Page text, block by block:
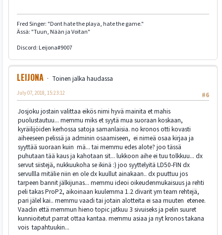
Fred Singer: "Dont hate the playa, hate the game."
Ässä: "Tuun, Nään ja Voitan"
Discord: Leijona#9007
LEIJONA
Toinen jalka haudassa
#6
July 07, 2018, 15:23:12
Josjoku jostain valittaa eikös nimi hyvä mainita et mahis
puolustautuu... memmu miks et syytä mua suoraan koskaan,
kyräilijöiden kerhossa satoja samanlaisia. no kronos otti kovasti
aiheeseen pelissä ja adminin osaamiseen, ei nimeä osaa kirjaa ja
syyttää suoraan kuin mä... tai memmu edes alote? joo tässä
puhutaan tää kaus ja kahotaan sit... lukkoon aihe ei tuu tolkkuu... dx
servut siistejä, nukkuukoha se ikinä :) joo syyttelyitä LD50-FIN dx
servullla mitälie niin en ole dx kuullut ainakaan.. dx puuttuu jos
tarpeen bannit jälkijunas... memmu ideoi oikeudenmukaisuus ja rehti
peli takas ProP2, aikoinaan kuulemma 1.2 divarit ym team rehtejä,
pari jälel kai.. memmu vaadi tai jotain alotteita ei saa muuten etenee.
Vaadin että memmun hieno topic jatkuu 3 sivuiseks ja pelin suuret
kunnioitetut parrat ottaa kantaa. memmu asiaa ja nyt kronos takana
vois tapahtuukin...